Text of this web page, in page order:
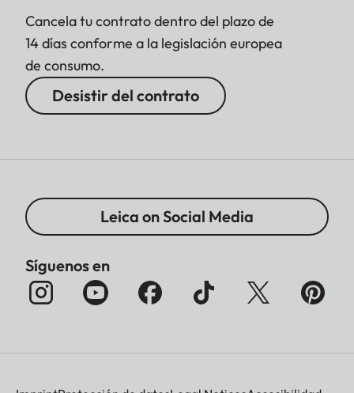
Cancela tu contrato dentro del plazo de
14 días conforme a la legislación europea
de consumo.
Desistir del contrato
Leica on Social Media
Síguenos en